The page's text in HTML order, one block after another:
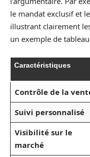
le mandat exclusif et
illustrant clairement
un exemple de
Caractéristiques
Contrôle de la
Suivi personnalisé
Visibilité sur le
marché